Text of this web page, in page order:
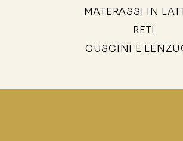
MATERASSI IN
RETI
CUSCINI E